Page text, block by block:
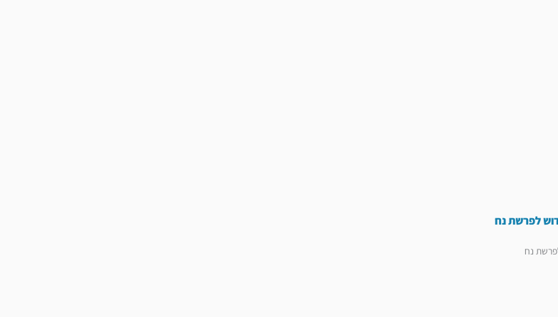
לפרשת נח
נח